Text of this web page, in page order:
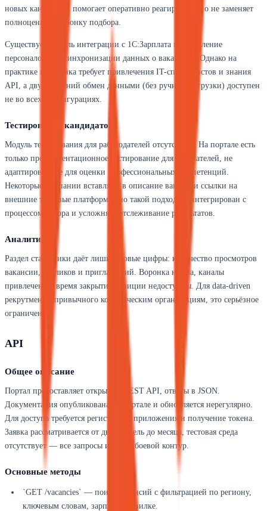
новых кандидатах помогает оперативно реагировать, но не заменяет
полноценную воронку подбора.
Существует модуль интеграции с 1С:Зарплата и управление
персоналом для синхронизации данных о вакансиях. Однако на
практике настройка требует привлечения IT-специалистов и знания
API, а двусторонний обмен данными (без ручной выгрузки) доступен
не во всех конфигурациях.
Тестирование кандидатов
Модуль тестирования для работодателей отсутствует. На портале есть
только профориентационное тестирование для соискателей, не
адаптированное для оценки профессиональных компетенций.
Некоторые компании вставляют в описание вакансии ссылки на
внешние тестовые платформы, но такой подход не интегрирован с
процессом отбора и усложняет отслеживание результатов.
Аналитика
Раздел статистики даёт лишь базовые цифры: количество просмотров
вакансии, откликов и приглашений. Воронка найма, каналы
привлечения, время закрытия позиции недоступны. Для data-driven
рекрутмента, привычного коммерческим организациям, это серьёзное
ограничение.
API
Общее описание
Портал предоставляет открытый REST API, ответы в JSON.
Документация опубликована на портале и обновляется нерегулярно.
Для доступа требуется регистрация приложения и получение токена.
Заявка рассматривается от двух недель до месяца, тестовая среда
отсутствует — все запросы идут на боевой контур.
Основные методы
`GET /vacancies` — поиск вакансий с фильтрацией по региону,
ключевым словам, зарплатной вилке.